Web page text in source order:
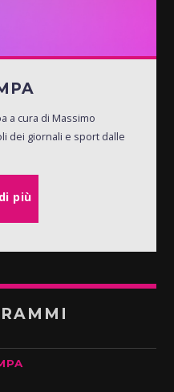
a cura di Massimo
dei giornali e sport dalle
più